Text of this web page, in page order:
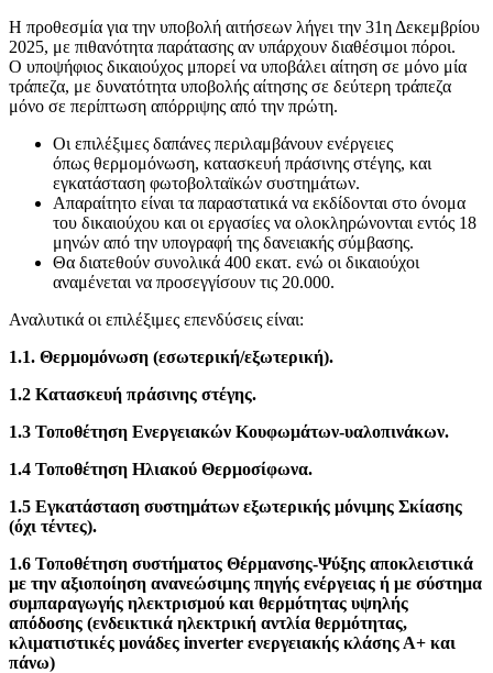
Η προθεσμία για την υποβολή αιτήσεων λήγει την 31η Δεκεμβρίου
2025, με πιθανότητα παράτασης αν υπάρχουν διαθέσιμοι πόροι.
Ο υποψήφιος δικαιούχος μπορεί να υποβάλει αίτηση σε μόνο μία
τράπεζα, με δυνατότητα υποβολής αίτησης σε δεύτερη τράπεζα
μόνο σε περίπτωση απόρριψης από την πρώτη.
Οι επιλέξιμες δαπάνες περιλαμβάνουν ενέργειες
όπως θερμομόνωση, κατασκευή πράσινης στέγης, και
εγκατάσταση φωτοβολταϊκών συστημάτων.
Απαραίτητο είναι τα παραστατικά να εκδίδονται στο όνομα
του δικαιούχου και οι εργασίες να ολοκληρώνονται εντός 18
μηνών από την υπογραφή της δανειακής σύμβασης.
Θα διατεθούν συνολικά 400 εκατ. ενώ οι δικαιούχοι
αναμένεται να προσεγγίσουν τις 20.000.
Αναλυτικά οι επιλέξιμες επενδύσεις είναι:
1.1. Θερμομόνωση (εσωτερική/εξωτερική).
1.2 Κατασκευή πράσινης στέγης.
1.3 Τοποθέτηση Ενεργειακών Κουφωμάτων-υαλοπινάκων.
1.4 Τοποθέτηση Ηλιακού Θερμοσίφωνα.
1.5 Εγκατάσταση συστημάτων εξωτερικής μόνιμης Σκίασης
(όχι τέντες).
1.6 Τοποθέτηση συστήματος Θέρμανσης-Ψύξης αποκλειστικά
με την αξιοποίηση ανανεώσιμης πηγής ενέργειας ή με σύστημα
συμπαραγωγής ηλεκτρισμού και θερμότητας υψηλής
απόδοσης (ενδεικτικά ηλεκτρική αντλία θερμότητας,
κλιματιστικές μονάδες inverter ενεργειακής κλάσης Α+ και
πάνω)